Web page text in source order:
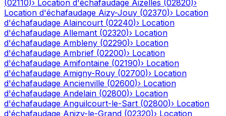
(02110)› Location d'échafaudage Aizelles (02820)›
Location d'échafaudage Aizy-Jouy (02370)› Location
d'échafaudage Alaincourt (02240)› Location
d'échafaudage Allemant (02320)› Location
d'échafaudage Ambleny (02290)› Location
d'échafaudage Ambrief (02200)› Location
d'échafaudage Amifontaine (02190)› Location
d'échafaudage Amigny-Rouy (02700)› Location
d'échafaudage Ancienville (02600)› Location
d'échafaudage Andelain (02800)› Location
d'échafaudage Anguilcourt-le-Sart (02800)› Location
d'échafaudage Anizy-le-Grand (02320)› Location